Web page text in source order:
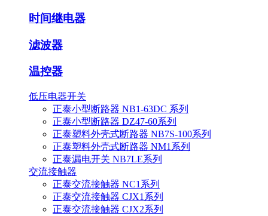
时间继电器
滤波器
温控器
低压电器开关
正泰小型断路器 NB1-63DC 系列
正泰小型断路器 DZ47-60系列
正泰塑料外壳式断路器 NB7S-100系列
正泰塑料外壳式断路器 NM1系列
正泰漏电开关 NB7LE系列
交流接触器
正泰交流接触器 NC1系列
正泰交流接触器 CJX1系列
正泰交流接触器 CJX2系列